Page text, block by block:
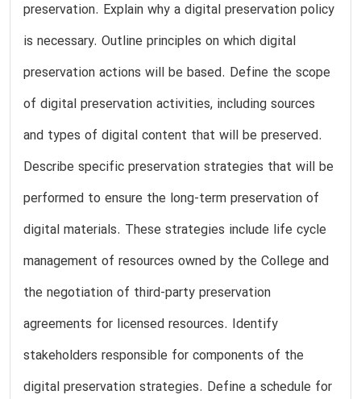
preservation. Explain why a digital preservation policy
is necessary. Outline principles on which digital
preservation actions will be based. Define the scope
of digital preservation activities, including sources
and types of digital content that will be preserved.
Describe specific preservation strategies that will be
performed to ensure the long-term preservation of
digital materials. These strategies include life cycle
management of resources owned by the College and
the negotiation of third-party preservation
agreements for licensed resources. Identify
stakeholders responsible for components of the
digital preservation strategies. Define a schedule for